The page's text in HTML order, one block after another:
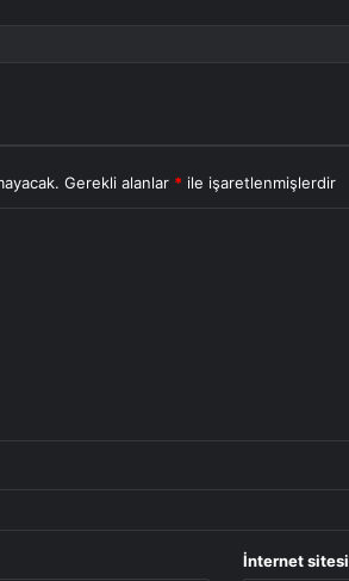
Gerekli alanlar * ile işaretlenmişlerdir
İnternet sitesi